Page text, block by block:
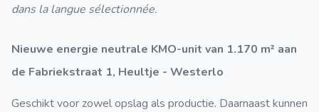
dans la langue sélectionnée.
Nieuwe energie neutrale KMO-unit van 1.170 m² aan
de Fabriekstraat 1, Heultje - Westerlo
Geschikt voor zowel opslag als productie. Daarnaast kunnen